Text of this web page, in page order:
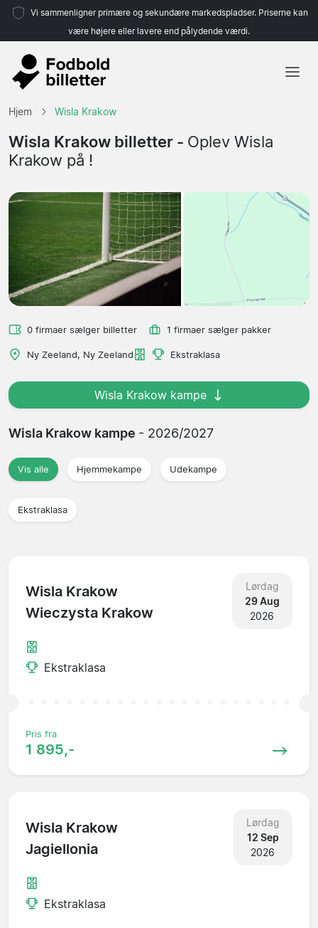
Vi sammenligner primære og sekundære markedspladser. Priserne kan
være højere eller lavere end pålydende værdi.
Hjem Wisla Krakow
Wisla Krakow billetter - Oplev Wisla
Krakow på !
0 firmaer sælger billetter 1 firmaer sælger pakker
Ny Zeeland, Ny Zeeland Ekstraklasa
Wisla Krakow kampe
Wisla Krakow kampe - 2026/2027
Vis alle Hjemmekampe Udekampe
Ekstraklasa
Wisla Krakow
Wieczysta Krakow
Lørdag
29 Aug
2026
Ekstraklasa
Pris fra
1 895,-
Wisla Krakow
Jagiellonia
Lørdag
12 Sep
2026
Ekstraklasa